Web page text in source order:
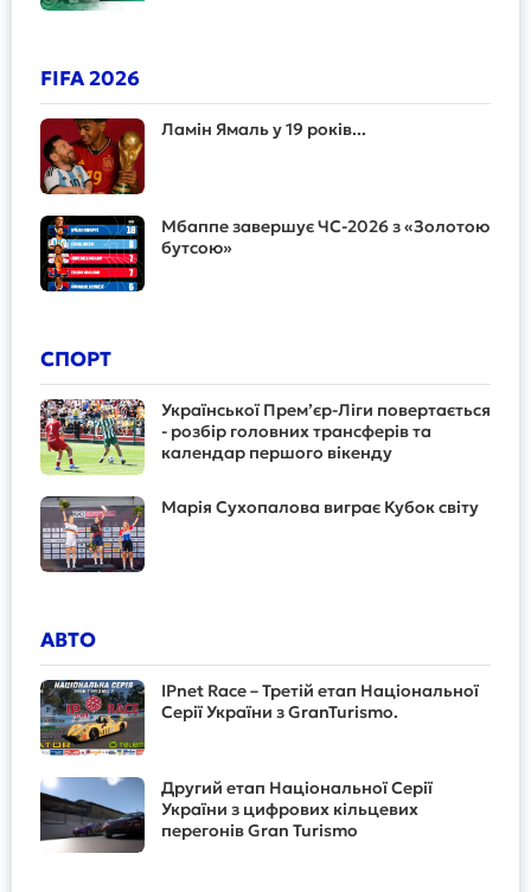
FIFA 2026
Ламін Ямаль у 19 років...
Мбаппе завершує ЧС-2026 з «Золотою
бутсою»
СПОРТ
Української Прем’єр-Ліги повертається
- розбір головних трансферів та
календар першого вікенду
Марія Сухопалова виграє Кубок світу
АВТО
IPnet Race – Третій етап Національної
Серії України з GranTurismo.
Другий етап Національної Серії
України з цифрових кільцевих
перегонів Gran Turismo